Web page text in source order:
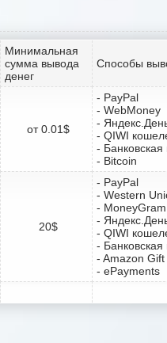
Минимальная
сумма вывода
денег
Способы
от 0.01$
- PayPal
- WebMoney
-
- QIWI
-
- Bitcoin
20$
- PayPal
- Western
- MoneyGram
-
- QIWI
-
- Amazon
- ePayments